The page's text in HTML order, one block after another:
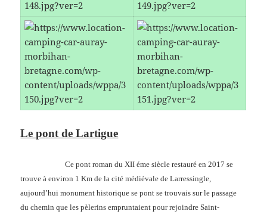
Le pont de Lartigue
Ce pont roman du XII éme siècle restauré en 2017 se
trouve à environ 1 Km de la cité médiévale de Larressingle,
aujourd’hui monument historique se pont se trouvais sur le passage
du chemin que les pèlerins empruntaient pour rejoindre Saint-